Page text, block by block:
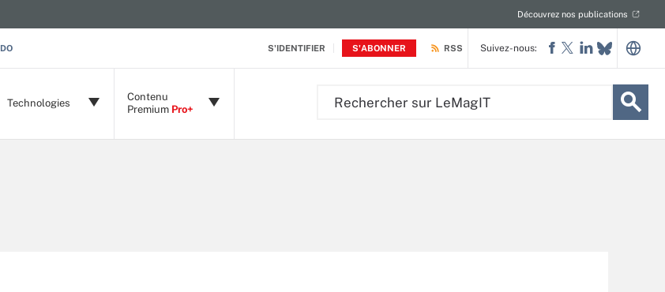
S'IDENTIFIER S'ABONNER
Découvrez nos publications
RSS
Technologies
Contenu
Premium Pro+
Suivez-nous: